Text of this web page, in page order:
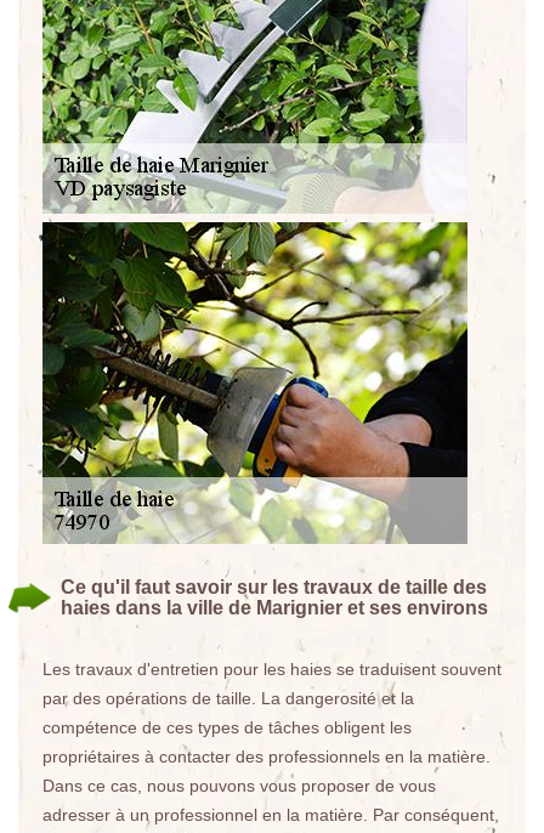
Ce qu'il faut savoir sur les travaux de taille des
haies dans la ville de Marignier et ses environs
Les travaux d'entretien pour les haies se traduisent souvent
par des opérations de taille. La dangerosité et la
compétence de ces types de tâches obligent les
propriétaires à contacter des professionnels en la matière.
Dans ce cas, nous pouvons vous proposer de vous
adresser à un professionnel en la matière. Par conséquent,